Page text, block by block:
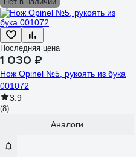
Последняя цена
1 030 ₽
Нож Opinel №5, рукоять из бука
001072
3.9
(8)
Аналоги